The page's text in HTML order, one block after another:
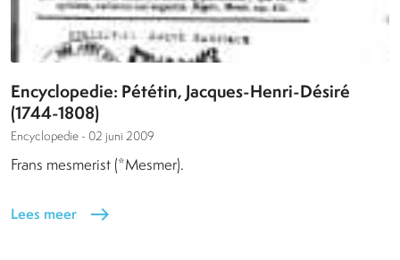
Encyclopedie: Pététin, Jacques-Henri-Désiré
(1744-1808)
Encyclopedie - 02 juni 2009
Frans mesmerist (*Mesmer).
Lees meer east